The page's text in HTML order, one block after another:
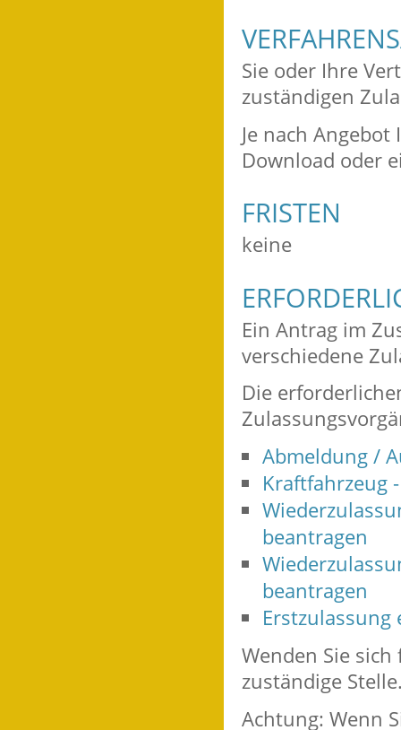
Sie oder Ihre
zuständigen
Je nach
Download oder
FRISTEN
keine
Ein Antrag im
verschiedene
Die
Abmeldung /
Kraftfahrzeug
beantragen
beantragen
Erstzulassung
Wenden Sie
zuständige
Achtung: Wenn